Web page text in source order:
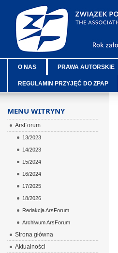
O NAS PRAWA AUTORSKIE
REGULAMIN PRZYJĘĆ DO ZPAP
MENU WITRYNY
ArsForum
13/2023
14/2023
15/2024
16/2024
17/2025
18/2026
Redakcja ArsForum
Archiwum ArsForum
Strona główna
Aktualności